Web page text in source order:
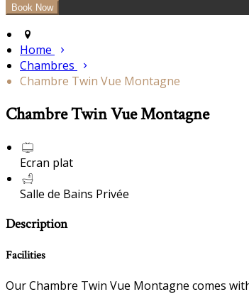
Home
Chambres
Chambre Twin Vue Montagne
Chambre Twin Vue Montagne
Ecran plat
Salle de Bains Privée
Description
Facilities
Our Chambre Twin Vue Montagne comes